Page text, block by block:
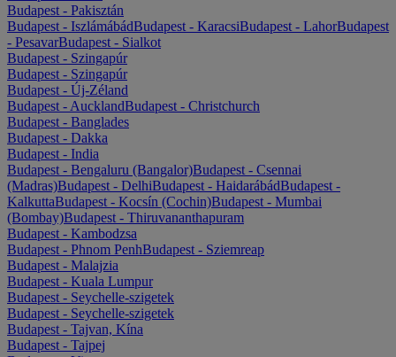
Budapest - Pakisztán
Budapest - IszlámábádBudapest - KaracsiBudapest - LahorBudapest
- PesavarBudapest - Sialkot
Budapest - Szingapúr
Budapest - Szingapúr
Budapest - Új-Zéland
Budapest - AucklandBudapest - Christchurch
Budapest - Banglades
Budapest - Dakka
Budapest - India
Budapest - Bengaluru (Bangalor)Budapest - Csennai
(Madras)Budapest - DelhiBudapest - HaidarábádBudapest -
KalkuttaBudapest - Kocsín (Cochin)Budapest - Mumbai
(Bombay)Budapest - Thiruvananthapuram
Budapest - Kambodzsa
Budapest - Phnom PenhBudapest - Sziemreap
Budapest - Malajzia
Budapest - Kuala Lumpur
Budapest - Seychelle-szigetek
Budapest - Seychelle-szigetek
Budapest - Tajvan, Kína
Budapest - Tajpej